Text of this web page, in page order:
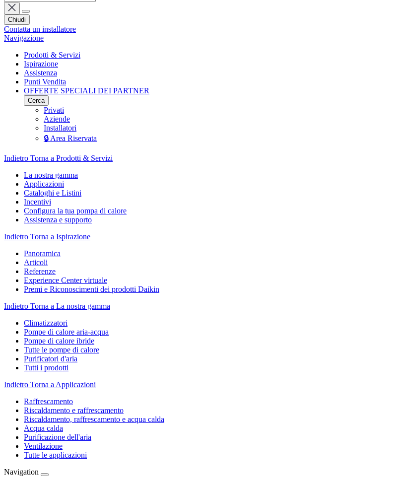
Chiudi
Contatta un installatore
Navigazione
Prodotti & Servizi
Ispirazione
Assistenza
Punti Vendita
OFFERTE SPECIALI DEI PARTNER
Cerca
Privati
Aziende
Installatori
🔒 Area Riservata
Indietro Torna a Prodotti & Servizi
La nostra gamma
Applicazioni
Cataloghi e Listini
Incentivi
Configura la tua pompa di calore
Assistenza e supporto
Indietro Torna a Ispirazione
Panoramica
Articoli
Referenze
Experience Center virtuale
Premi e Riconoscimenti dei prodotti Daikin
Indietro Torna a La nostra gamma
Climatizzatori
Pompe di calore aria-acqua
Pompe di calore ibride
Tutte le pompe di calore
Purificatori d'aria
Tutti i prodotti
Indietro Torna a Applicazioni
Raffrescamento
Riscaldamento e raffrescamento
Riscaldamento, raffrescamento e acqua calda
Acqua calda
Purificazione dell'aria
Ventilazione
Tutte le applicazioni
Navigation